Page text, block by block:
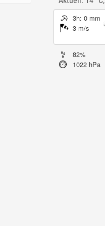
3h: 0 mm
3 m/s
82%
1022 hPa